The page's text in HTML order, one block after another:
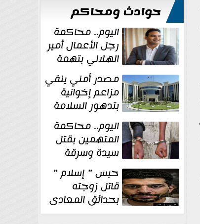
حوادث ومحاكم
اليوم.. محاكمة
رجل الأعمال أمير
الهلالي بتهمة
غسل الأموال
مصدر أمني ينفي
مزاعم إخوانية
بتدهور السلامة
الإنشائية لأحد
مراكز الإصلاح والتأهيل
اليوم.. محاكمة
المتهمين بقتل
سيدة وسرقة
ذهبها في بولاق
الدكرور حبس ” إسلام ”
قاتل زوجته
بحدائق المعادى
١٥ يوم أخرى